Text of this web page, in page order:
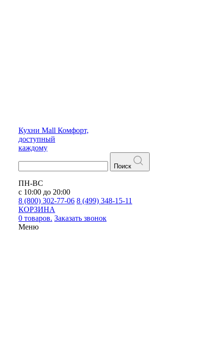
Кухни Mall Комфорт,
доступный
каждому
Поиск
ПН-ВС
с 10:00 до 20:00
8 (800) 302-77-06 8 (499) 348-15-11
КОРЗИНА
0 товаров. Заказать звонок
Меню